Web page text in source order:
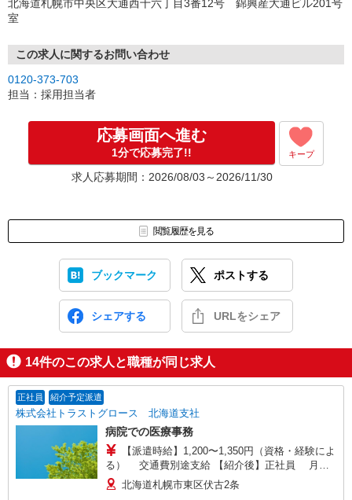
北海道札幌市中央区大通西十六丁目3番12号 錦興産大通ビル201号
室
この求人に関するお問い合わせ
0120-373-703
担当：採用担当者
応募画面へ進む
1分で応募完了!! キープ
求人応募期間：2026/08/03～2026/11/30
閲覧履歴を見る
ブックマーク ポストする
シェアする URLをシェア
14件のこの求人と職種が同じ求人
正社員 紹介予定派遣
株式会社トラストグロース 北海道支社
病院での医療事務
【派遣時給】1,200〜1,350円（資格・経験によ
る） 交通費別途支給 【紹介後】正社員 月
給：169,313〜217,000円（資格・経験による）
基本給：144,000〜217,000円 住宅手当：
北海道札幌市東区伏古2条